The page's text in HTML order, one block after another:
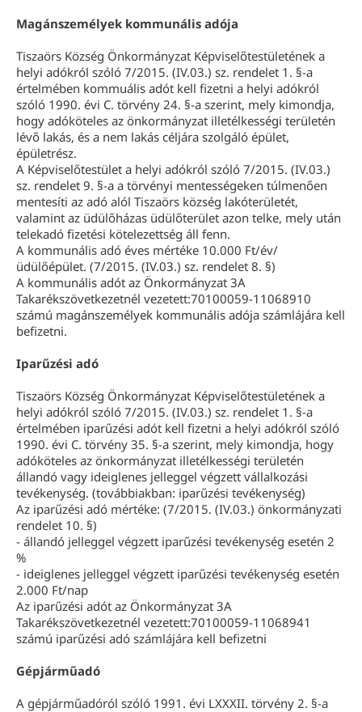
Magánszemélyek kommunális adója
Tiszaörs Község Önkormányzat Képviselőtestületének a
helyi adókról szóló 7/2015. (IV.03.) sz. rendelet 1. §-a
értelmében kommuális adót kell fizetni a helyi adókról
szóló 1990. évi C. törvény 24. §-a szerint, mely kimondja,
hogy adóköteles az önkormányzat illetélkességi területén
lévő lakás, és a nem lakás céljára szolgáló épület,
épületrész.
A Képviselőtestület a helyi adókról szóló 7/2015. (IV.03.)
sz. rendelet 9. §-a a törvényi mentességeken túlmenően
mentesíti az adó alól Tiszaörs község lakóterületét,
valamint az üdülőházas üdülőterület azon telke, mely után
telekadó fizetési kötelezettség áll fenn.
A kommunális adó éves mértéke 10.000 Ft/év/
üdülőépület. (7/2015. (IV.03.) sz. rendelet 8. §)
A kommunális adót az Önkormányzat 3A
Takarékszövetkezetnél vezetett:70100059-11068910
számú magánszemélyek kommunális adója számlájára kell
befizetni.
Iparűzési adó
Tiszaörs Község Önkormányzat Képviselőtestületének a
helyi adókról szóló 7/2015. (IV.03.) sz. rendelet 1. §-a
értelmében iparűzési adót kell fizetni a helyi adókról szóló
1990. évi C. törvény 35. §-a szerint, mely kimondja, hogy
adóköteles az önkormányzat illetélkességi területén
állandó vagy ideiglenes jelleggel végzett vállalkozási
tevékenység. (továbbiakban: iparűzési tevékenység)
Az iparűzési adó mértéke: (7/2015. (IV.03.) önkormányzati
rendelet 10. §)
- állandó jelleggel végzett iparűzési tevékenység esetén 2
%
- ideiglenes jelleggel végzett iparűzési tevékenység esetén
2.000 Ft/nap
Az iparűzési adót az Önkormányzat 3A
Takarékszövetkezetnél vezetett:70100059-11068941
számú iparűzési adó számlájára kell befizetni
Gépjárműadó
A gépjárműadóról szóló 1991. évi LXXXII. törvény 2. §-a